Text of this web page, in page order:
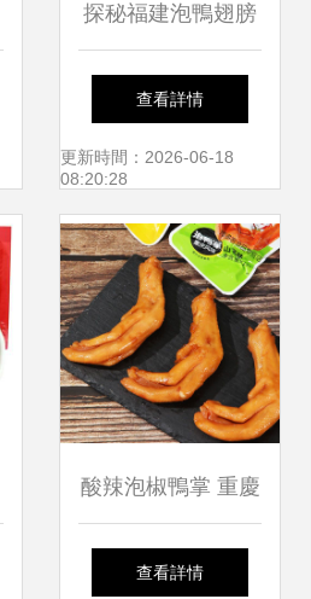
探秘福建泡鴨翅膀
平哥香辣味零食的
舌尖魅力
查看詳情
更新時間：2026-06-18
08:20:28
酸辣泡椒鴨掌 重慶
風味的網紅休閑零
查看詳情